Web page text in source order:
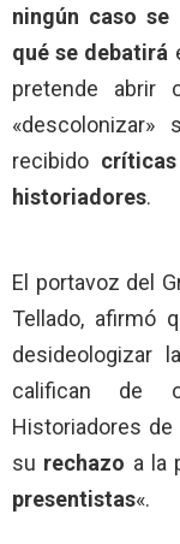
ningún caso
qué se debatirá
pretende abrir
recibido
historiadores.
El portavoz del
Tellado, afirmó
desideologizar
califican de
Historiadores de
su rechazo a la
presentistas«.